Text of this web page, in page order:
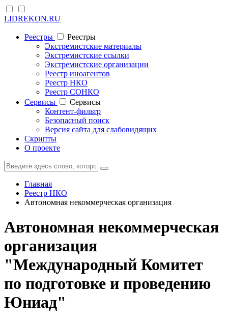
LIDREKON.RU
Реестры
Реестры
Экстремистские материалы
Экстремистские ссылки
Экстремистские организации
Реестр иноагентов
Реестр НКО
Реестр СОНКО
Cервисы
Cервисы
Контент-фильтр
Безопасный поиск
Версия сайта для слабовидящих
Скрипты
О проекте
Главная
Реестр НКО
Автономная некоммерческая организация
Автономная некоммерческая
организация
"Международный Комитет
по подготовке и проведению
Юниад"